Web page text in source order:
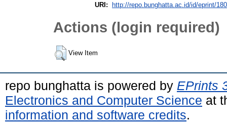
URI:
http://repo.bunghatta.ac.id/id/eprint/
Actions (login required)
View Item
repo bunghatta is powered by EPrints
Electronics and Computer Science at
information and software credits.